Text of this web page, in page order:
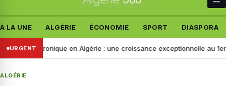
À LA UNE ALGÉRIE ÉCONOMIE SPORT DIASPORA
URGENT
électronique en Algérie : une croissance exceptionnelle au 1er
ALGÉRIE